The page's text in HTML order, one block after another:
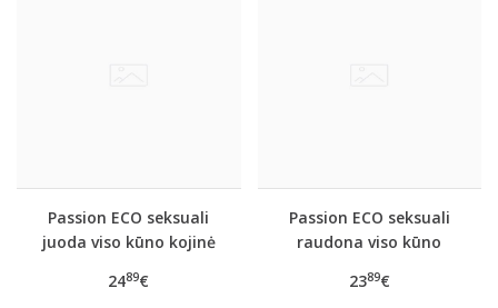
Passion ECO seksuali
juoda viso kūno kojinė
2489€
Passion ECO seksuali
raudona viso kūno
2389€